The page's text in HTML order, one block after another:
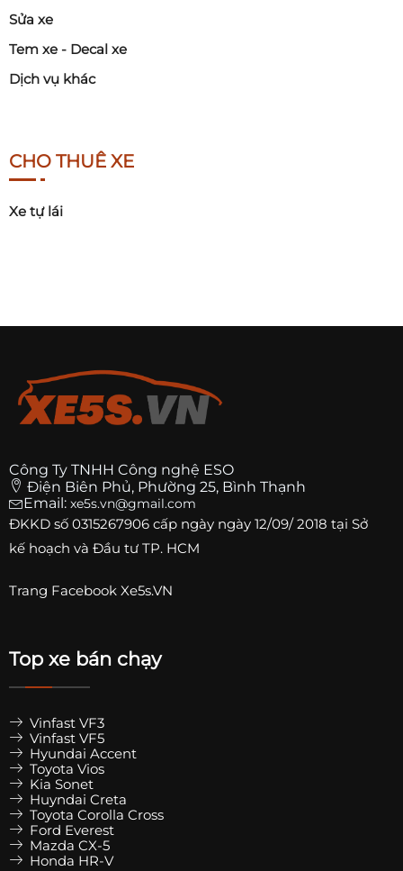
Sửa xe
Tem xe - Decal xe
Dịch vụ khác
CHO THUÊ XE
Xe tự lái
Công Ty TNHH Công nghệ ESO
Điện Biên Phủ, Phường 25, Bình Thạnh
Email: xe5s.vn@gmail.com
ĐKKD số 0315267906 cấp ngày ngày 12/09/ 2018 tại Sở
kế hoạch và Đầu tư TP. HCM
Trang Facebook Xe5s.VN
Top xe bán chạy
Vinfast VF3
Vinfast VF5
Hyundai Accent
Toyota Vios
Kia Sonet
Huyndai Creta
Toyota Corolla Cross
Ford Everest
Mazda CX-5
Honda HR-V